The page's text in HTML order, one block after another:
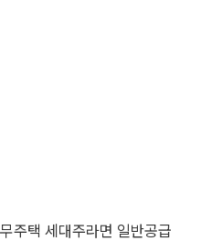
주택 세대주라면 일반공급